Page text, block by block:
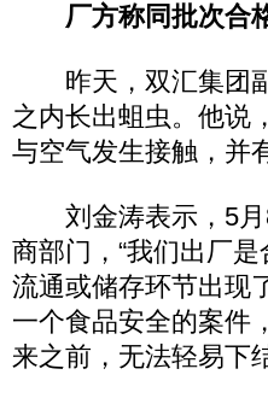
厂方称同批次合
昨天，双汇集团副
之内长出蛆虫。他说
与空气发生接触，并
刘金涛表示，5月8
商部门，“我们出厂
流通或储存环节出现
一个食品安全的案件
来之前，无法轻易下